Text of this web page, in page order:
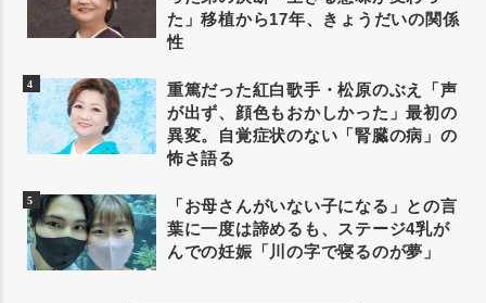
た」移植から17年、きょうだいの関係
性
重篤だった紅白歌手・松原のぶえ「声
が出ず、顔色もおかしかった」最初の
異変。自覚症状のない「腎臓の病」の
怖さ語る
「お母さんがいない子になる」との言
葉に一度は諦めるも、ステージ4乳が
んでの妊娠「川の字で寝るのが夢」